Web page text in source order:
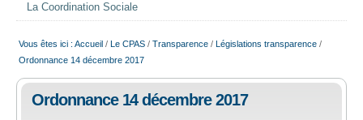
CULTURE ET JEUNESSE
La Coordination Sociale
Vous êtes ici : Accueil / Le CPAS / Transparence / Législations transparence /
Ordonnance 14 décembre 2017
Ordonnance 14 décembre 2017